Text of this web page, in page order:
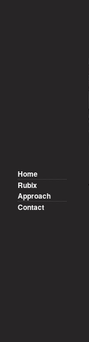
Home
Rubix
Approach
Contact